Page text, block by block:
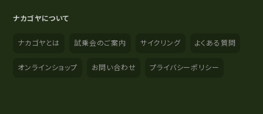
ナカゴヤについて
ナカゴヤとは 試乗会のご案内 サイクリング よくある質問
オンラインショップ お問い合わせ プライバシーポリシー